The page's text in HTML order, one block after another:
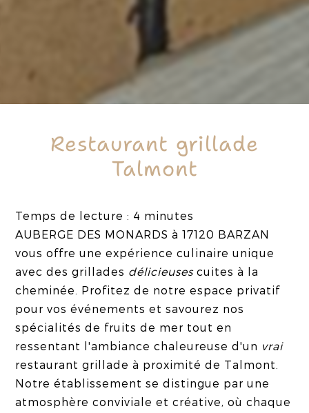
Restaurant grillade
Talmont
Temps de lecture : 4 minutes
AUBERGE DES MONARDS à 17120 BARZAN
vous offre une expérience culinaire unique
avec des grillades délicieusescuites à la
cheminée. Profitez de notre espace privatif
pour vos événements et savourez nos
spécialités de fruits de mer tout en
ressentant l'ambiance chaleureuse d'un vrai
restaurant grillade à proximité de Talmont.
Notre établissement se distingue par une
atmosphère conviviale et créative, où chaque